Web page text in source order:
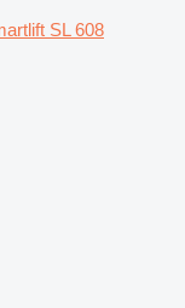
SL 608